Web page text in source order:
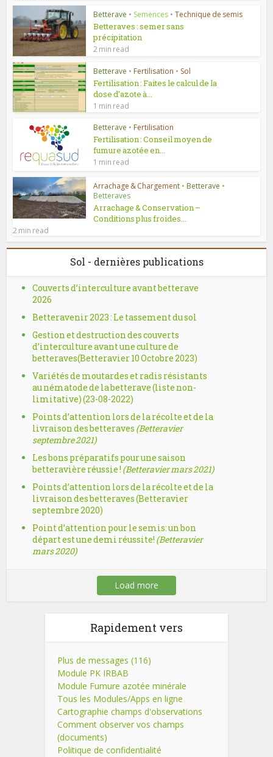
Betterave • Semences • Technique de semis
Betteraves : semer sans
précipitation
2 min read
Betterave • Fertilisation • Sol
Fertilisation : Faites le calcul de la
dose d’azote à...
1 min read
Betterave • Fertilisation
Fertilisation : Conseil moyen de
fumure azotée en...
1 min read
Arrachage & Chargement • Betterave •
Betteraves
Arrachage & Conservation –
Conditions plus froides...
2 min read
Sol - dernières publications
Couverts d’interculture avant betterave
2026
Betteravenir 2023 : Le tassement du sol
Gestion et destruction des couverts
d’interculture avant une culture de
betteraves(Betteravier 10 Octobre 2023)
Variétés de moutardes et radis résistants
au nématode de la betterave (liste non-
limitative) (23-08-2022)
Points d’attention lors de la récolte et de la
livraison des betteraves (Betteravier
septembre 2021)
Les bons préparatifs pour une saison
betteravière réussie ! (Betteravier mars 2021)
Points d’attention lors de la récolte et de la
livraison des betteraves (Betteravier
septembre 2020)
Point d’attention pour le semis: un bon
départ est une demi réussite! (Betteravier
mars 2020)
Load more
Rapidement vers
Plus de messages (116)
Module PK IRBAB
Module Fumure azotée minérale
Tous les Modules/Apps en ligne
Cartographie champs d'observations
Comment observer vos champs
(documents)
Politique de confidentialité